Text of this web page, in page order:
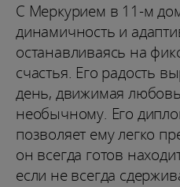
С Меркурием в 11-м
динамичность и
останавливаясь на
счастья. Его радость
день, движимая
необычному. Его
позволяет ему легко
он всегда готов
если не всегда